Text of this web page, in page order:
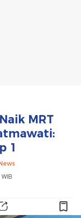
MRT
1